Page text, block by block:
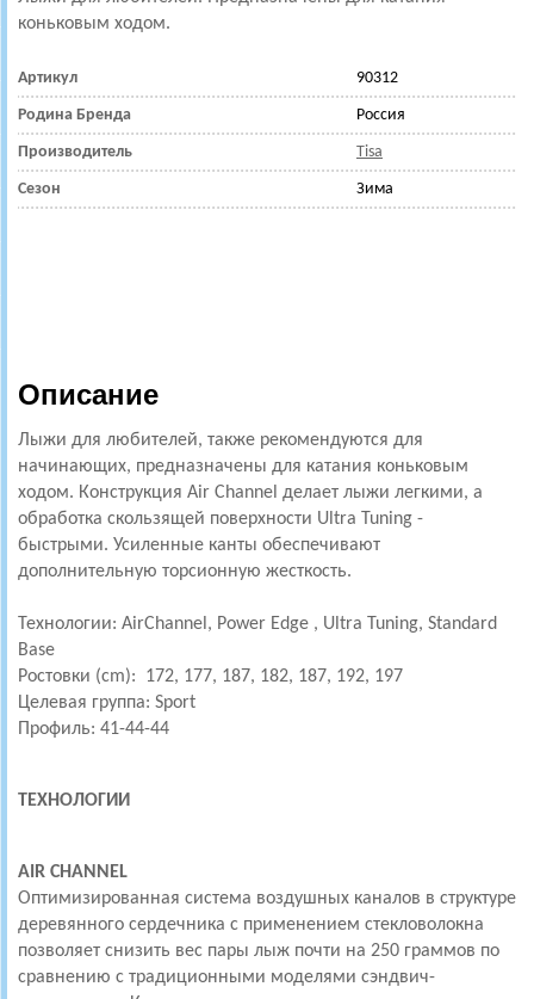
коньковым ходом.
Артикул 90312
Родина Бренда Россия
Производитель Tisa
Сезон Зима
Описание
Лыжи для любителей, также рекомендуются для
начинающих, предназначены для катания коньковым
ходом. Конструкция Air Channel делает лыжи легкими, а
обработка скользящей поверхности Ultra Tuning -
быстрыми. Усиленные канты обеспечивают
дополнительную торсионную жесткость.
Технологии: AirChannel, Power Edge , Ultra Tuning, Standard
Base
Ростовки (cm): 172, 177, 187, 182, 187, 192, 197
Целевая группа: Sport
Профиль: 41-44-44
ТЕХНОЛОГИИ
AIR CHANNEL
Оптимизированная система воздушных каналов в структуре
деревянного сердечника с применением стекловолокна
позволяет снизить вес пары лыж почти на 250 граммов по
сравнению с традиционными моделями сэндвич-